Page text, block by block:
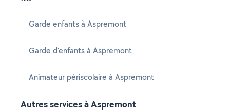
Garde enfants à Aspremont
Garde d'enfants à Aspremont
Animateur périscolaire à Aspremont
Autres services à Aspremont